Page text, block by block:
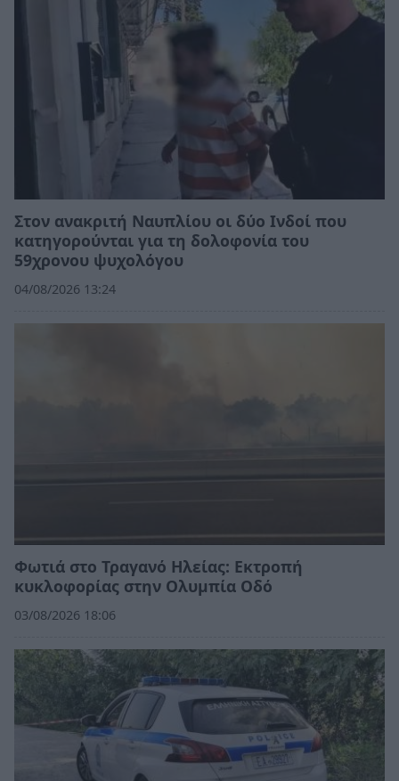
Στον ανακριτή Ναυπλίου οι δύο Ινδοί που
κατηγορούνται για τη δολοφονία του
59χρονου ψυχολόγου
04/08/2026 13:24
Φωτιά στο Τραγανό Ηλείας: Εκτροπή
κυκλοφορίας στην Ολυμπία Οδό
03/08/2026 18:06